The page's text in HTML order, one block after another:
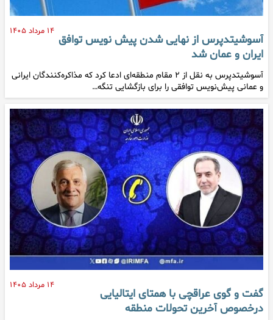
۱۴ مرداد ۱۴۰۵
آسوشیتدپرس از نهایی شدن پیش نویس توافق
ایران و عمان شد
آسوشیتدپرس به نقل از ۲ مقام منطقه‌ای ادعا کرد که مذاکره‌کنندگان ایرانی
و عمانی پیش‌نویس توافقی را برای بازگشایی تنگه…
۱۴ مرداد ۱۴۰۵
گفت و گوی عراقچی با همتای ایتالیایی
درخصوص آخرین تحولات منطقه